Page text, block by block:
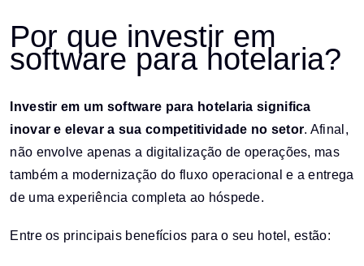
Por que investir em
software para hotelaria?
Investir em um software para hotelaria significa
inovar e elevar a sua competitividade no setor. Afinal,
não envolve apenas a digitalização de operações, mas
também a modernização do fluxo operacional e a entrega
de uma experiência completa ao hóspede.
Entre os principais benefícios para o seu hotel, estão: